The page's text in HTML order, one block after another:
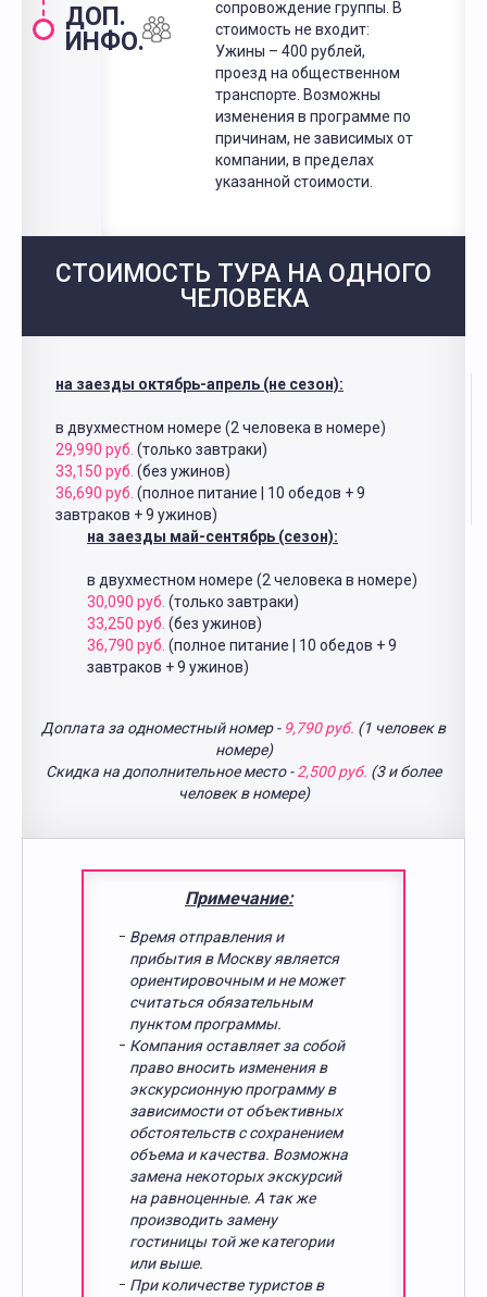
ДОП.
ИНФО.
сопровождение группы. В
стоимость не входит:
Ужины – 400 рублей,
проезд на общественном
транспорте. Возможны
изменения в программе по
причинам, не зависимых от
компании, в пределах
указанной стоимости.
СТОИМОСТЬ ТУРА НА ОДНОГО
ЧЕЛОВЕКА
на заезды октябрь-апрель (не сезон):
в двухместном номере (2 человека в номере)
29,990 руб. (только завтраки)
33,150 руб. (без ужинов)
36,690 руб. (полное питание | 10 обедов + 9
завтраков + 9 ужинов)
на заезды май-сентябрь (сезон):
в двухместном номере (2 человека в номере)
30,090 руб. (только завтраки)
33,250 руб. (без ужинов)
36,790 руб. (полное питание | 10 обедов + 9
завтраков + 9 ужинов)
Доплата за одноместный номер - 9,790 руб. (1 человек в
номере)
Скидка на дополнительное место -2,500 руб. (3 и более
человек в номере)
Примечание:
Время отправления и
прибытия в Москву является
ориентировочным и не может
считаться обязательным
пунктом программы.
Компания оставляет за собой
право вносить изменения в
экскурсионную программу в
зависимости от объективных
обстоятельств с сохранением
объема и качества. Возможна
замена некоторых экскурсий
на равноценные. А так же
производить замену
гостиницы той же категории
или выше.
При количестве туристов в